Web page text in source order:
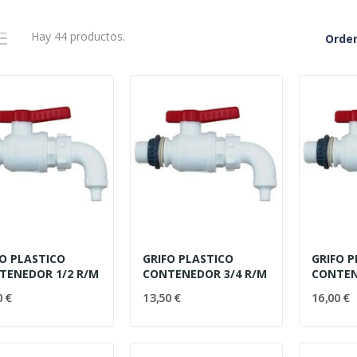
Hay 44 productos.
PLASTICO
1/2 R/M
€
GRIFO PLASTICO
CONTENEDOR 3/4 R/M
13,50 €
GRIFO
16,00 €